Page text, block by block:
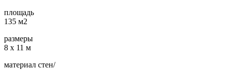
площадь
135 м2
размеры
8 х 11 м
материал стен/